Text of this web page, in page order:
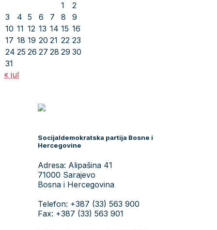
1
2
3
4 5 6 7 8
9
10 11 12 13 14 15 16
17 18 19 20 21 22 23
24 25 26 27 28 29 30
31
« jul
Socijaldemokratska partija Bosne i
Hercegovine
Adresa: Alipašina 41
71000 Sarajevo
Bosna i Hercegovina
Telefon: +387 (33) 563 900
Fax: +387 (33) 563 901